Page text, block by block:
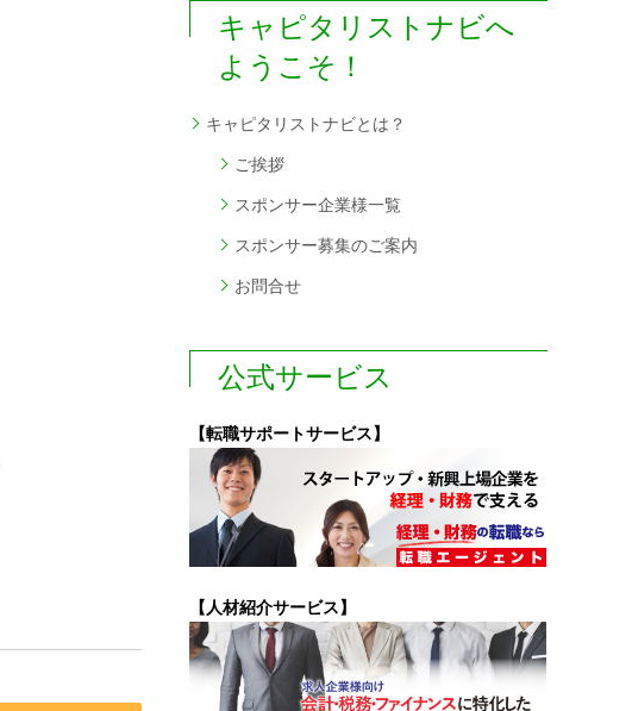
キャピタリストナビへ
ようこそ！
キャピタリストナビとは？
ご挨拶
スポンサー企業様一覧
スポンサー募集のご案内
お問合せ
公式サービス
【転職サポートサービス】
【人材紹介サービス】